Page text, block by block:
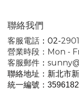
聯絡我們
客服電話 ：02-
營業時段：Mon -
客服郵件 ：
聯絡地址：新北市
統一編號 ：